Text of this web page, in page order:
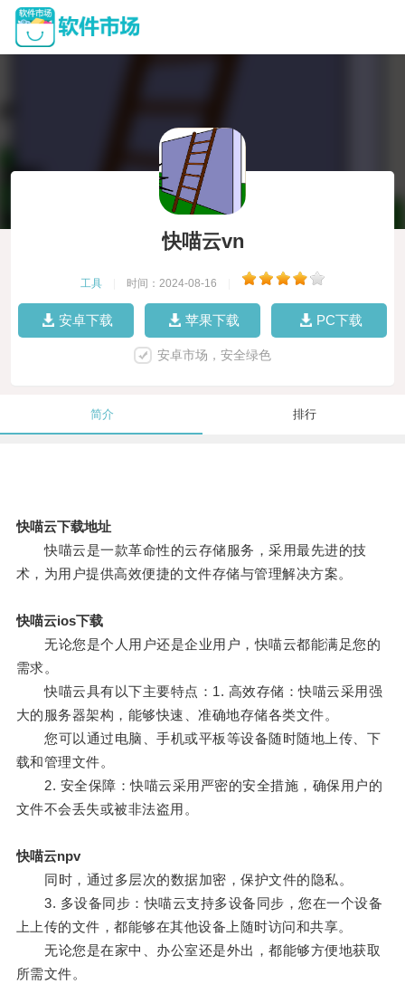
快喵云vn
工具 时间：2024-08-16
安卓下载 苹果下载 PC下载
安卓市场，安全绿色
简介 排行
快喵云下载地址
快喵云是一款革命性的云存储服务，采用最先进的技
术，为用户提供高效便捷的文件存储与管理解决方案。
快喵云ios下载
无论您是个人用户还是企业用户，快喵云都能满足您的
需求。
快喵云具有以下主要特点：1. 高效存储：快喵云采用强
大的服务器架构，能够快速、准确地存储各类文件。
您可以通过电脑、手机或平板等设备随时随地上传、下
载和管理文件。
2. 安全保障：快喵云采用严密的安全措施，确保用户的
文件不会丢失或被非法盗用。
快喵云npv
同时，通过多层次的数据加密，保护文件的隐私。
3. 多设备同步：快喵云支持多设备同步，您在一个设备
上上传的文件，都能够在其他设备上随时访问和共享。
无论您是在家中、办公室还是外出，都能够方便地获取
所需文件。